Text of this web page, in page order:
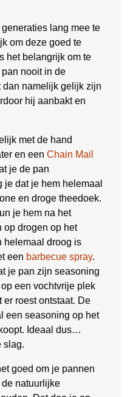
lang mee te
om deze goed te
het belangrijk om te
nooit in de
dan namelijk gelijk zijn
hij aanbakt en
met de hand
en een Chain Mail
je de pan
dat je hem helemaal
en droge theedoek.
je hem na het
op drogen op het
helemaal droog is
een barbecue spray.
je pan zijn seasoning
een vochtvrije plek
er roest ontstaat. De
een seasoning op het
Ideaal dus…
slag.
goed om je pannen
natuurlijke